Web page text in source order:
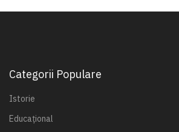
Categorii Populare
Istorie
Educațional